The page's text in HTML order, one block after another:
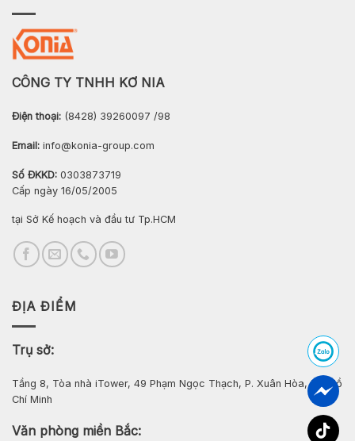
CÔNG TY TNHH KƠ NIA
Điện thoại: (8428) 39260097 /98
Email: info@konia-group.com
Số ĐKKD: 0303873719
Cấp ngày 16/05/2005
tại Sở Kế hoạch và đầu tư Tp.HCM
ĐỊA ĐIỂM
Trụ sở:
Tầng 8, Tòa nhà iTower, 49 Phạm Ngọc Thạch, P. Xuân Hòa, Tp. Hồ
Chí Minh
Văn phòng miền Bắc: